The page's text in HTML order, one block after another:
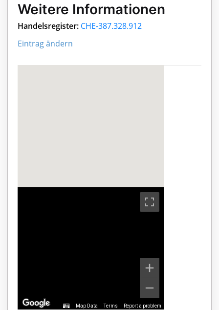
Weitere Informationen
Handelsregister: CHE-387.328.912
Eintrag ändern
Map Data Terms Report a problem